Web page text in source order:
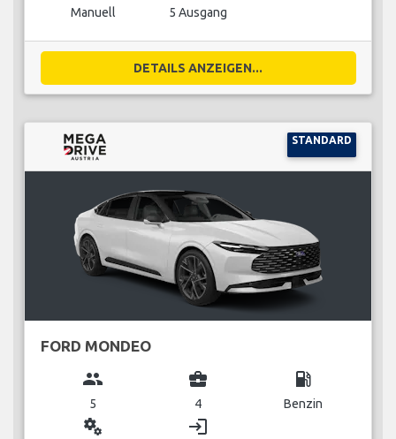
Manuell 5 Ausgang
DETAILS ANZEIGEN...
STANDARD
FORD MONDEO
group
5
business_center
4
local_gas_station
Benzin
miscellaneous_services login